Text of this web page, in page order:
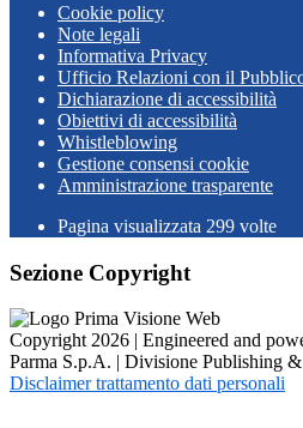
Cookie policy
Note legali
Informativa Privacy
Ufficio Relazioni con il
Dichiarazione di accessibilità
Obiettivi di accessibilità
Whistleblowing
Gestione consensi cookie
Amministrazione trasparente
Pagina visualizzata 299 volte
Sezione Copyright
Copyright 2026 | Engineered and
Parma S.p.A. | Divisione Publishing
Disclaimer trattamento dati personali